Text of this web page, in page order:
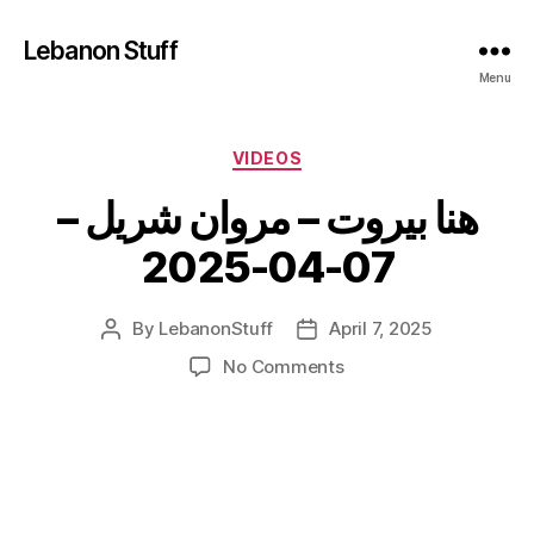
Lebanon Stuff
Menu
Categories
VIDEOS
هنا بيروت – مروان شريل –
07-04-2025
Post
By LebanonStuff
PostApril 7, 2025
No Commentson